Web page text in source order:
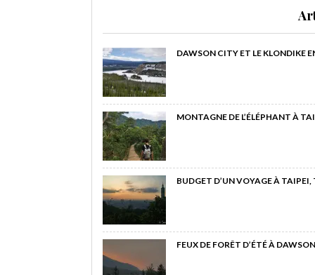
DAWSON CITY ET LE KLONDIKE
MONTAGNE DE L’ÉLÉPHANT À
BUDGET D’UN VOYAGE À
FEUX DE FORÊT D’ÉTÉ À